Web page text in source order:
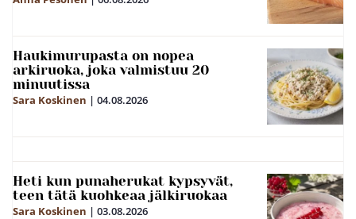
Haukimurupasta on nopea
arkiruoka, joka valmistuu 20
minuutissa
Sara Koskinen | 04.08.2026
Heti kun punaherukat kypsyvät,
teen tätä kuohkeaa jälkiruokaa
Sara Koskinen | 03.08.2026